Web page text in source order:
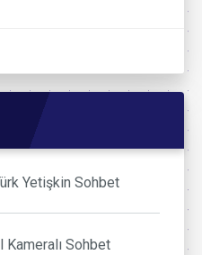
Yetişkin Sohbet
Sohbet